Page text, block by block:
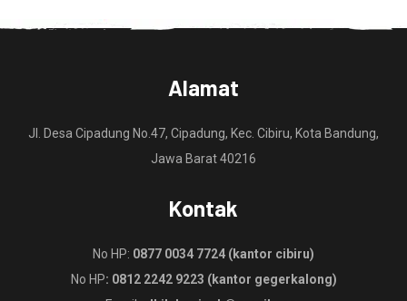
Alamat
Jl. Desa Cipadung No.47, Cipadung, Kec. Cibiru, Kota Bandung,
Jawa Barat 40216
Kontak
No HP: 0877 0034 7724 (kantor cibiru)
No HP: 0812 2242 9223 (kantor gegerkalong)